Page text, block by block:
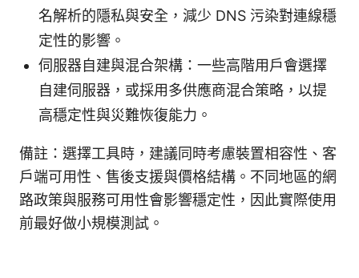
名解析的隱私與安全，減少 DNS 污染對連線穩
定性的影響。
伺服器自建與混合架構：一些高階用戶會選擇
自建伺服器，或採用多供應商混合策略，以提
高穩定性與災難恢復能力。
備註：選擇工具時，建議同時考慮裝置相容性、客
戶端可用性、售後支援與價格結構。不同地區的網
路政策與服務可用性會影響穩定性，因此實際使用
前最好做小規模測試。